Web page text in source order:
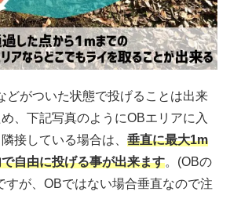
どがついた状態で投げることは出来
、下記写真のようにOBエリアに入
接している場合は、垂直に最大1m
自由に投げる事が出来ます。(OBの
すが、OBではない場合垂直なので注